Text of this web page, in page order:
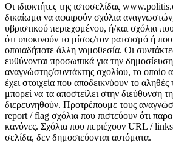
Οι ιδιοκτήτες της ιστοσελίδας
δικαίωμα να αφαιρούν σχόλια
υβριστικού περιεχομένου, ή/και σχόλια
ότι υποκινούν το μίσος/τον ρατσισμό ή
οποιαδήποτε άλλη νομοθεσία. Οι
ευθύνονται προσωπικά για την
αναγνώστης/συντάκτης σχολίου, το οποίο
έχει στοιχεία που αποδεικνύουν το
μπορεί να τα αποστείλει στην διεύθυνση
διερευνηθούν. Προτρέπουμε τους
report / flag σχόλια που πιστεύουν ότι
κανόνες. Σχόλια που περιέχουν URL /
σελίδα, δεν δημοσιεύονται αυτόματα.